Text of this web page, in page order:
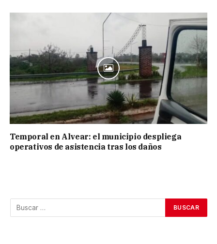
Temporal en Alvear: el municipio despliega
operativos de asistencia tras los daños